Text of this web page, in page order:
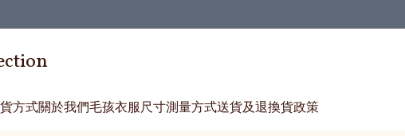
方式關於我們毛孩衣服尺寸測量方式送貨及退換貨政策